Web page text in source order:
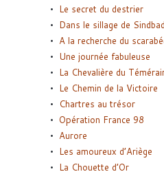
Le secret du destrier
Dans le sillage de Sindbad
A la recherche du
Une journée fabuleuse
La Chevalière du
Le Chemin de la Victoire
Chartres au trésor
Opération France 98
Aurore
Les amoureux d’Ariège
La Chouette d’Or